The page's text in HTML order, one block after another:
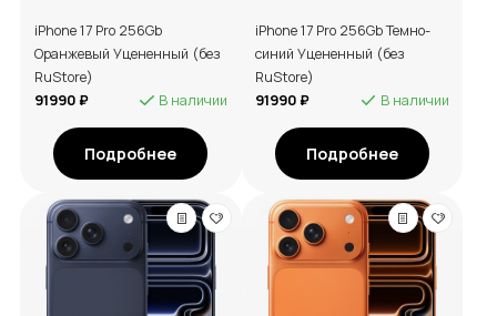
iPhone 17 Pro 256Gb
Оранжевый Уцененный (без
RuStore)
91990 ₽
В наличии
Подробнее
iPhone 17 Pro 256Gb Темно-
синий Уцененный (без
RuStore)
91990 ₽
В наличии
Подробнее